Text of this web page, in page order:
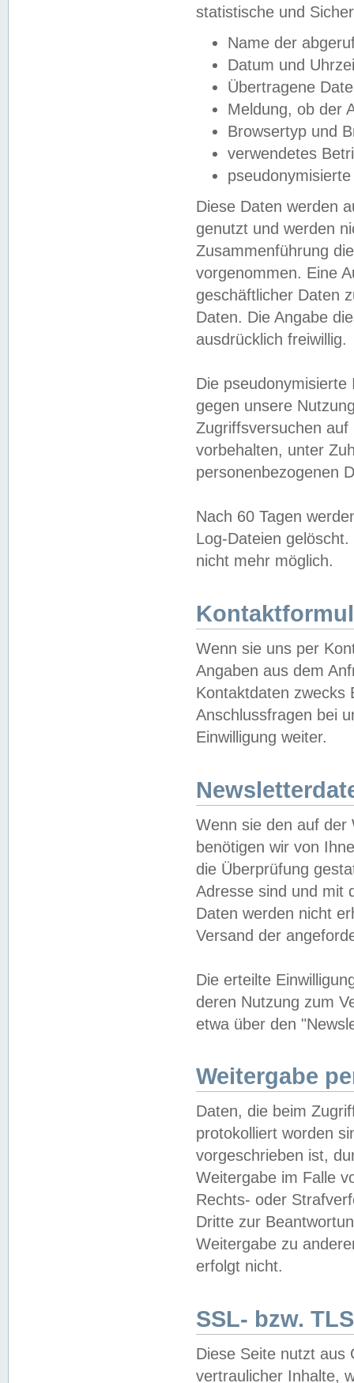
statistische und
Name der
Datum und
Übertragene
Meldung, ob der
Browsertyp und
verwendetes
Diese Daten werden
genutzt und werden
Zusammenführung
vorgenommen. Eine
geschäftlicher Daten
Daten. Die Angabe
ausdrücklich freiwillig.
Die
gegen unsere
Zugriffsversuchen
vorbehalten, unter
personenbezogenen
Nach 60 Tagen
Log-Dateien
nicht mehr möglich.
Wenn sie uns per
Angaben aus dem
Kontaktdaten zwecks
Anschlussfragen bei
Einwilligung weiter.
Wenn sie den auf der
benötigen wir von
die Überprüfung
Adresse sind und mit
Daten werden nicht
Versand der
Die erteilte
deren Nutzung zum
etwa über den
Weitergabe
Daten, die beim
protokolliert worden
vorgeschrieben ist,
Weitergabe im Falle
Rechts- oder
Dritte zur
Weitergabe zu
erfolgt nicht.
SSL- bzw.
Diese Seite nutzt aus
vertraulicher Inhalte,